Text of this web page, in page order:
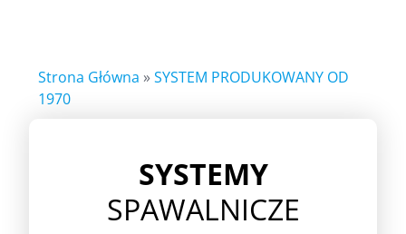
Strona Główna »SYSTEM PRODUKOWANY OD
1970
SYSTEMY
SPAWALNICZE